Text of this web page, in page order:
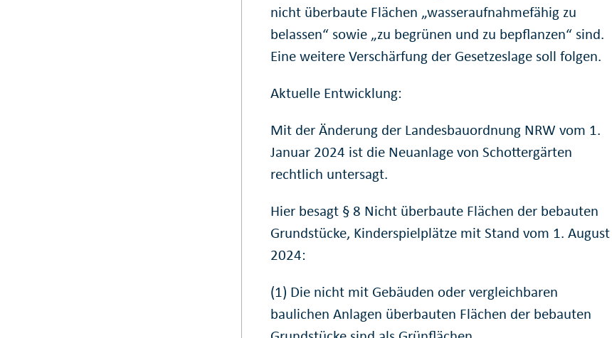
nicht überbaute Flächen „wasseraufnahmefähig zu
belassen“ sowie „zu begrünen und zu bepflanzen“ sind.
Eine weitere Verschärfung der Gesetzeslage soll folgen.
Aktuelle Entwicklung:
Mit der Änderung der Landesbauordnung NRW vom 1.
Januar 2024 ist die Neuanlage von Schottergärten
rechtlich untersagt.
Hier besagt § 8 Nicht überbaute Flächen der bebauten
Grundstücke, Kinderspielplätze mit Stand vom 1. August
2024:
(1) Die nicht mit Gebäuden oder vergleichbaren
baulichen Anlagen überbauten Flächen der bebauten